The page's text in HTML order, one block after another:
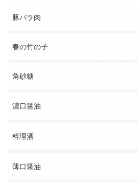
豚バラ肉
春の竹の子
角砂糖
濃口醤油
料理酒
薄口醤油